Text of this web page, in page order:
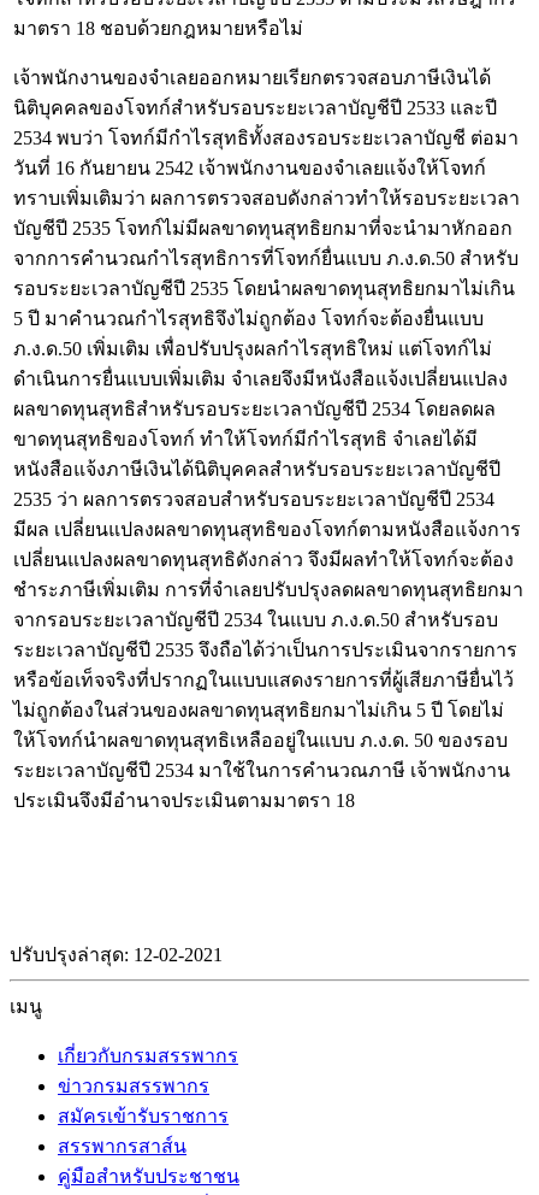
มาตรา 18 ชอบด้วยกฎหมายหรือไม่
เจ้าพนักงานของจำเลยออกหมายเรียกตรวจสอบภาษีเงินได้
นิติบุคคลของโจทก์สำหรับรอบระยะเวลาบัญชีปี 2533 และปี
2534 พบว่า โจทก์มีกำไรสุทธิทั้งสองรอบระยะเวลาบัญชี ต่อมา
วันที่ 16 กันยายน 2542 เจ้าพนักงานของจำเลยแจ้งให้โจทก์
ทราบเพิ่มเติมว่า ผลการตรวจสอบดังกล่าวทำให้รอบระยะเวลา
บัญชีปี 2535 โจทก์ไม่มีผลขาดทุนสุทธิยกมาที่จะนำมาหักออก
จากการคำนวณกำไรสุทธิการที่โจทก์ยื่นแบบ ภ.ง.ด.50 สำหรับ
รอบระยะเวลาบัญชีปี 2535 โดยนำผลขาดทุนสุทธิยกมาไม่เกิน
5 ปี มาคำนวณกำไรสุทธิจึงไม่ถูกต้อง โจทก์จะต้องยื่นแบบ
ภ.ง.ด.50 เพิ่มเติม เพื่อปรับปรุงผลกำไรสุทธิใหม่ แต่โจทก์ไม่
ดำเนินการยื่นแบบเพิ่มเติม จำเลยจึงมีหนังสือแจ้งเปลี่ยนแปลง
ผลขาดทุนสุทธิสำหรับรอบระยะเวลาบัญชีปี 2534 โดยลดผล
ขาดทุนสุทธิของโจทก์ ทำให้โจทก์มีกำไรสุทธิ จำเลยได้มี
หนังสือแจ้งภาษีเงินได้นิติบุคคลสำหรับรอบระยะเวลาบัญชีปี
2535 ว่า ผลการตรวจสอบสำหรับรอบระยะเวลาบัญชีปี 2534
มีผล เปลี่ยนแปลงผลขาดทุนสุทธิของโจทก์ตามหนังสือแจ้งการ
เปลี่ยนแปลงผลขาดทุนสุทธิดังกล่าว จึงมีผลทำให้โจทก์จะต้อง
ชำระภาษีเพิ่มเติม การที่จำเลยปรับปรุงลดผลขาดทุนสุทธิยกมา
จากรอบระยะเวลาบัญชีปี 2534 ในแบบ ภ.ง.ด.50 สำหรับรอบ
ระยะเวลาบัญชีปี 2535 จึงถือได้ว่าเป็นการประเมินจากรายการ
หรือข้อเท็จจริงที่ปรากฏในแบบแสดงรายการที่ผู้เสียภาษียื่นไว้
ไม่ถูกต้องในส่วนของผลขาดทุนสุทธิยกมาไม่เกิน 5 ปี โดยไม่
ให้โจทก์นำผลขาดทุนสุทธิเหลืออยู่ในแบบ ภ.ง.ด. 50 ของรอบ
ระยะเวลาบัญชีปี 2534 มาใช้ในการคำนวณภาษี เจ้าพนักงาน
ประเมินจึงมีอำนาจประเมินตามมาตรา 18
ปรับปรุงล่าสุด: 12-02-2021
เมนู
เกี่ยวกับกรมสรรพากร
ข่าวกรมสรรพากร
สมัครเข้ารับราชการ
สรรพากรสาส์น
คู่มือสำหรับประชาชน